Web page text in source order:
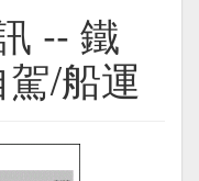
-- 鐵
/船運